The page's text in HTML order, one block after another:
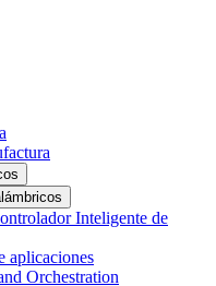
Inteligente de
aplicaciones
Orchestration